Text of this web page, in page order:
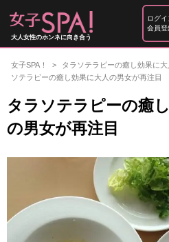
大人女性のホンネに向き合う
ログイ
会員登
女子SPA！ タラソテラピーの癒し効果に
ソテラピーの癒し効果に大人の男女が再注目
タラソテラピーの癒
の男女が再注目